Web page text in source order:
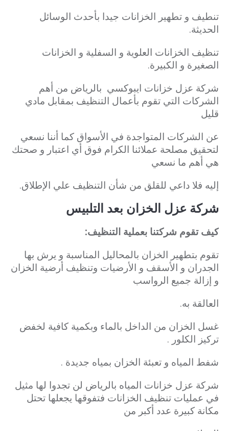
تنطيف و تطهير الخزانات جيدا بأحدث الوسائل
الحديثة.
تنظيف الخزانات العلوية و السفلية و الخزانات
الصغيرة و الكبيرة.
شركة عزل خزانات ايبوكسي بالرياض من أهم
الشركات التي تقوم بأعمال التنظيف بمقابل مادي
قليل
عن الشركات المتواجدة في الأسواق كما أننا نسعي
لتحقيق مصلحة عملائنا الكرام فوق أي اعتبار و صحتك
هي أهم ما نسعي
إليه فلا داعي للقلق من شأن التنظيف علي الإطلاق.
شركة عزل الخزان بعد التلبيس
كيف تقوم شركتنا بعملية التنظيف:
تقوم بتطهير الخزان بالمحاليل المناسبة و يرش بها
الجدران و الأسقف و الأرضيات وتنظيف أرضية الخزان
و إزالة جميع الرواسب
العالقة به.
غسل الخزان من الداخل بالماء وبكمية كافية لخفض
تركيز الكلور .
شفط المياه و تعبئة الخزان بمياه جديدة .
شركة عزل خزانات المياه بالرياض لن تجدوا لها مثيل
في عمليات تنظيف الخزانات فتفوقها يجعلها تحتل
مكانة كبيرة عدد أكبر من